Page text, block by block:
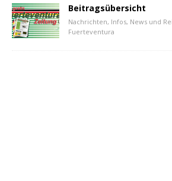
Beitragsübersicht
Nachrichten, Infos, News und
Fuerteventura